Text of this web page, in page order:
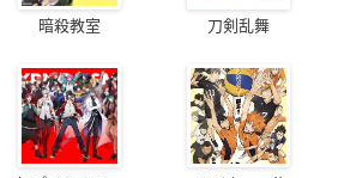
暗殺教室 刀剣乱舞